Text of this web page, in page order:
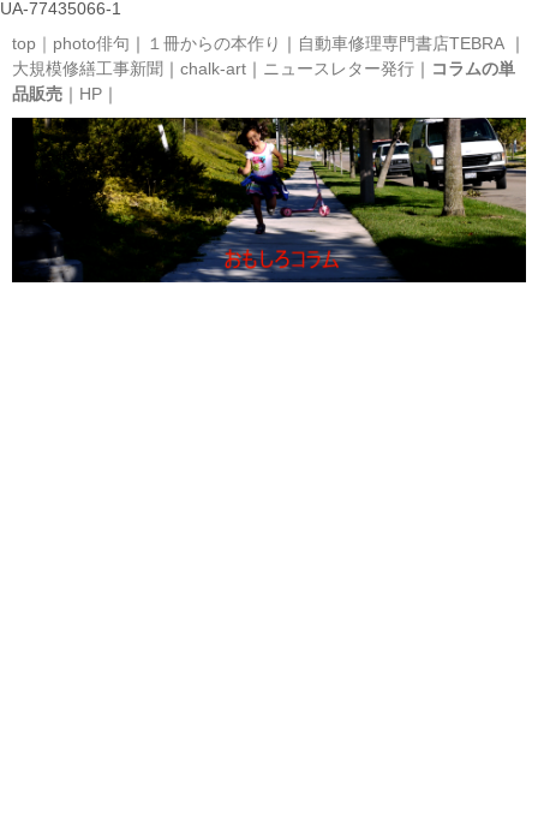
UA-77435066-1
top｜ photo俳句 ｜ １冊からの本作り ｜ 自動車修理専門書店TEBRA
｜
大規模修繕工事新聞 ｜ chalk-art ｜ ニュースレター発行 ｜ コラムの単
品販売 ｜ HP ｜